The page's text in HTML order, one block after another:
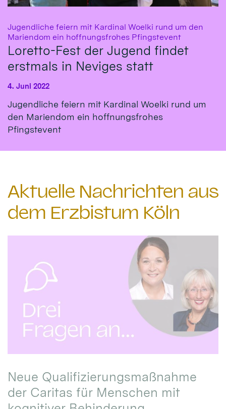
Jugendliche feiern mit Kardinal Woelki rund um den
Mariendom ein hoffnungsfrohes Pfingstevent:
Loretto-Fest der Jugend findet
erstmals in Neviges statt
4. Juni 2022
Jugendliche feiern mit Kardinal Woelki rund um
den Mariendom ein hoffnungsfrohes
Pfingstevent
Aktuelle Nachrichten aus
dem Erzbistum Köln
Neue Qualifizierungsmaßnahme
der Caritas für Menschen mit